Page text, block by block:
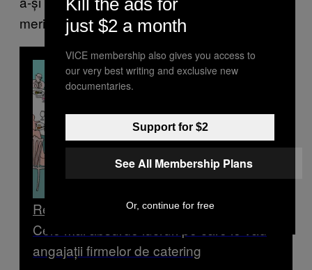
merite.
Read Next
Cele mai absurde lucruri pe care le văd
angajații firmelor de catering
Kill the ads for
just $2 a month
VICE membership also gives you access to
our very best writing and exclusive new
documentaries.
Support for $2
See All Membership Plans
Or, continue for free